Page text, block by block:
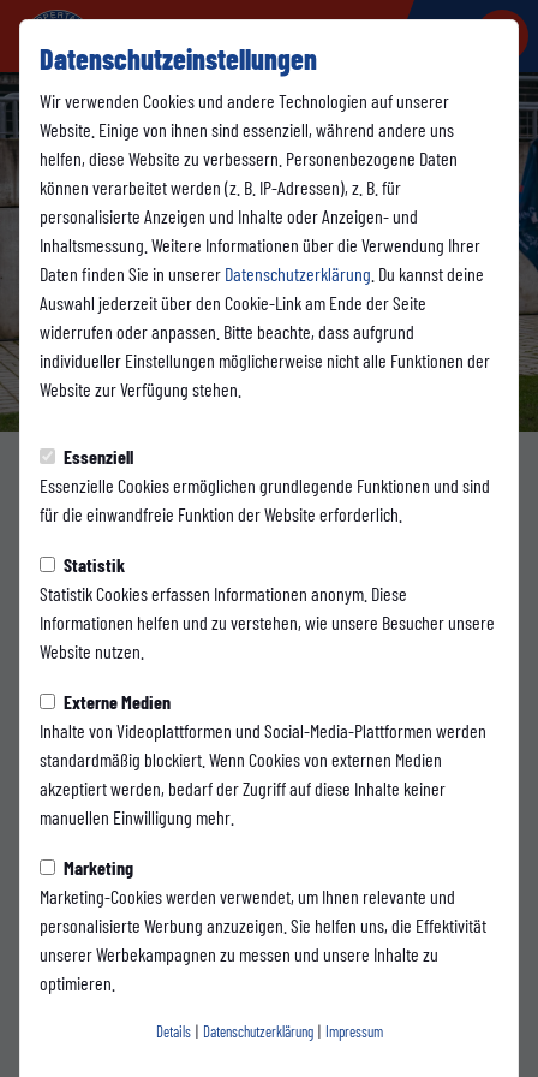
Datenschutzeinstellungen
Wir verwenden Cookies und andere Technologien auf unserer
Website. Einige von ihnen sind essenziell, während andere uns
helfen, diese Website zu verbessern. Personenbezogene Daten
können verarbeitet werden (z. B. IP-Adressen), z. B. für
personalisierte Anzeigen und Inhalte oder Anzeigen- und
Inhaltsmessung. Weitere Informationen über die Verwendung Ihrer
Daten finden Sie in unserer Datenschutzerklärung . Du kannst deine
Auswahl jederzeit über den Cookie-Link am Ende der Seite
widerrufen oder anpassen. Bitte beachte, dass aufgrund
individueller Einstellungen möglicherweise nicht alle Funktionen der
Website zur Verfügung stehen.
Essenziell
Essenzielle Cookies ermöglichen grundlegende Funktionen und sind
für die einwandfreie Funktion der Website erforderlich.
Statistik
Statistik Cookies erfassen Informationen anonym. Diese
Informationen helfen und zu verstehen, wie unsere Besucher unsere
Website nutzen.
Externe Medien
Inhalte von Videoplattformen und Social-Media-Plattformen werden
standardmäßig blockiert. Wenn Cookies von externen Medien
akzeptiert werden, bedarf der Zugriff auf diese Inhalte keiner
manuellen Einwilligung mehr.
Marketing
Marketing-Cookies werden verwendet, um Ihnen relevante und
personalisierte Werbung anzuzeigen. Sie helfen uns, die Effektivität
unserer Werbekampagnen zu messen und unsere Inhalte zu
optimieren.
Details | Datenschutzerklärung | Impressum
SPONSORING
Mobile Wärme 24 wird neuer
Partner des Wuppertaler SV
Der Wuppertaler SV freut sich sehr, mit der Mobile Wärme 24 GmbH einen
neuen Partner vorstellen zu dürfen. Das Unternehmen verstärkt ab sofort
den Handwerker-Club des Vereins und setzt gemeinsam mit dem WSV ein
starkes Zeichen für regionales Engagement.
Besonders spannend: Zu jedem Heimspiel – ligaunabhängig und über den
Sommer hinaus bei allen Pflichtspielen – wird künftig eine exklusive
Fanbank bereitgestellt. Die Plätze darauf werden vorab über die Social-
Media-Kanäle verlost – also Augen auf!
Bereits am vergangenen Heimspieltag gegen die U21 des 1. FC Köln kam die
Fanbank zum Einsatz und sorgte für viel positives Aufsehen. Die
Gewinnerinnen und Gewinner erlebten das Spiel in unmittelbarer Nähe zum